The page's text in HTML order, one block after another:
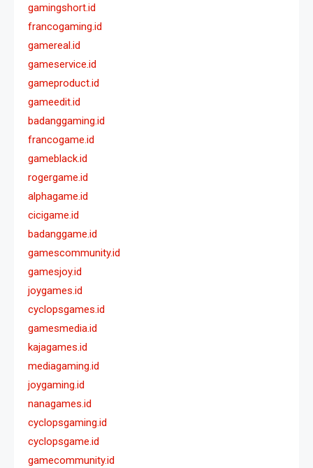
gamingshort.id
francogaming.id
gamereal.id
gameservice.id
gameproduct.id
gameedit.id
badanggaming.id
francogame.id
gameblack.id
rogergame.id
alphagame.id
cicigame.id
badanggame.id
gamescommunity.id
gamesjoy.id
joygames.id
cyclopsgames.id
gamesmedia.id
kajagames.id
mediagaming.id
joygaming.id
nanagames.id
cyclopsgaming.id
cyclopsgame.id
gamecommunity.id